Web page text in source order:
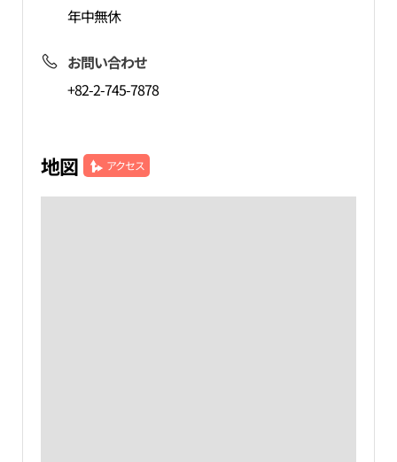
年中無休
お問い合わせ
+82-2-745-7878
地図 アクセス